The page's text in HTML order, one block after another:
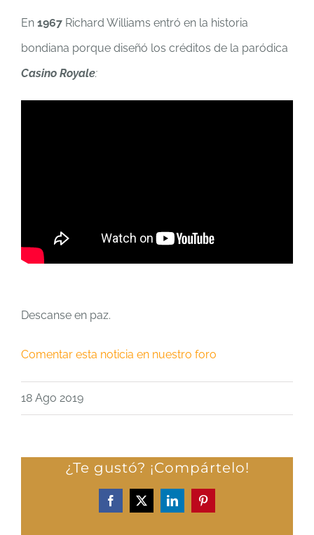
En 1967 Richard Williams entró en la historia
bondiana porque diseñó los créditos de la paródica
Casino Royale:
Descanse en paz.
Comentar esta noticia en nuestro foro
18 Ago 2019
¿Te gustó? ¡Compártelo!
Facebook
X LinkedInPinterest